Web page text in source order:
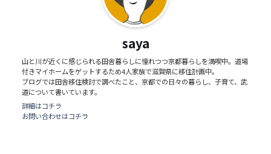
saya
山と川が近くに感じられる田舎暮らしに憧れつつ京都暮らしを満喫中。道場
付きマイホームをゲットするため4人家族で滋賀県に移住計画中。
ブログでは田舎移住検討で調べたこと、京都での日々の暮らし、子育て、武
道について書いています。
詳細はコチラ
お問い合わせはコチラ